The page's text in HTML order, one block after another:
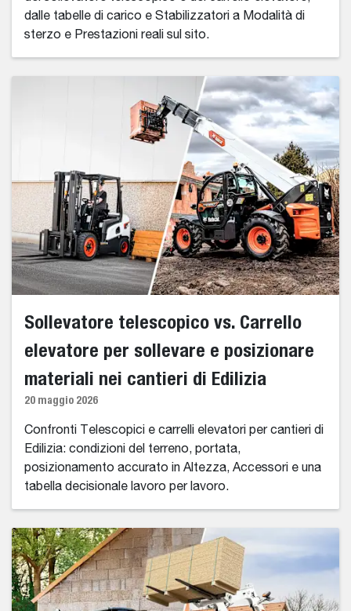
dalle tabelle di carico e Stabilizzatori a Modalità di
sterzo e Prestazioni reali sul sito.
Sollevatore telescopico vs. Carrello
elevatore per sollevare e posizionare
materiali nei cantieri di Edilizia
20 maggio 2026
Confronti Telescopici e carrelli elevatori per cantieri di
Edilizia: condizioni del terreno, portata,
posizionamento accurato in Altezza, Accessori e una
tabella decisionale lavoro per lavoro.